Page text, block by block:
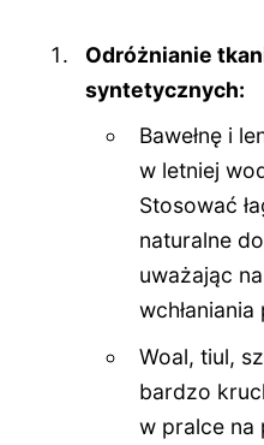
Odróżnianie
syntetycznych:
Bawełnę i
w letniej
Stosować
naturalne
uważając
wchłaniania
Woal, tiul,
bardzo
w pralce na